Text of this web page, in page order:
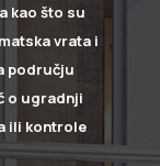
kao što su
vrata i
području
o ugradnji
ili kontrole